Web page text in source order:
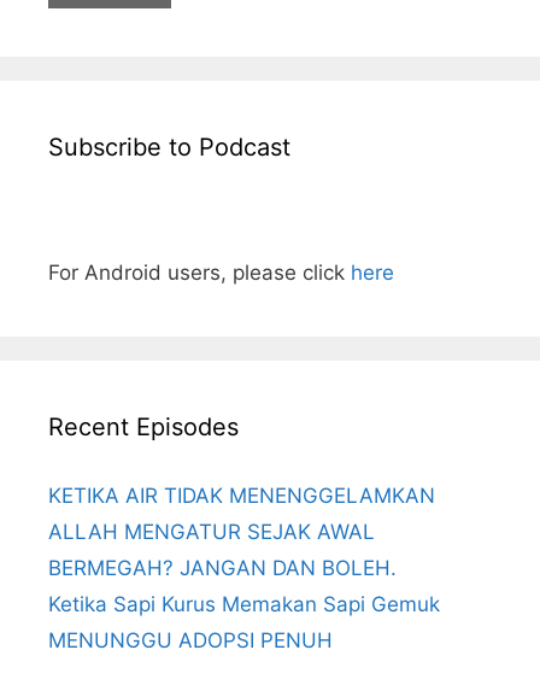
Subscribe to Podcast
For Android users, please click here
Recent Episodes
KETIKA AIR TIDAK MENENGGELAMKAN
ALLAH MENGATUR SEJAK AWAL
BERMEGAH? JANGAN DAN BOLEH.
Ketika Sapi Kurus Memakan Sapi Gemuk
MENUNGGU ADOPSI PENUH